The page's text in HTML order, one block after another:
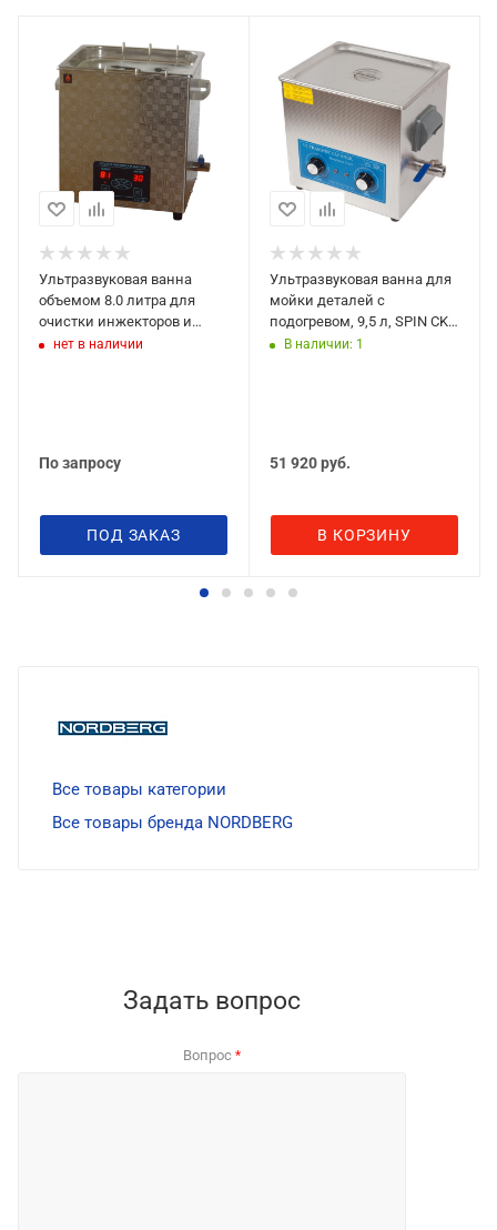
Ультразвуковая ванна
объемом 8.0 литра для
очистки инжекторов и
свечей зажигания УЗВ 8.0
нет в наличии
По запросу
ПОД ЗАКАЗ
Ультразвуковая ванна для
мойки деталей с
подогревом, 9,5 л, SPIN CK 9
02.009.17
В наличии: 1
51 920руб.
В КОРЗИНУ
Все товары категории
Все товары бренда NORDBERG
Задать вопрос
Вопрос *